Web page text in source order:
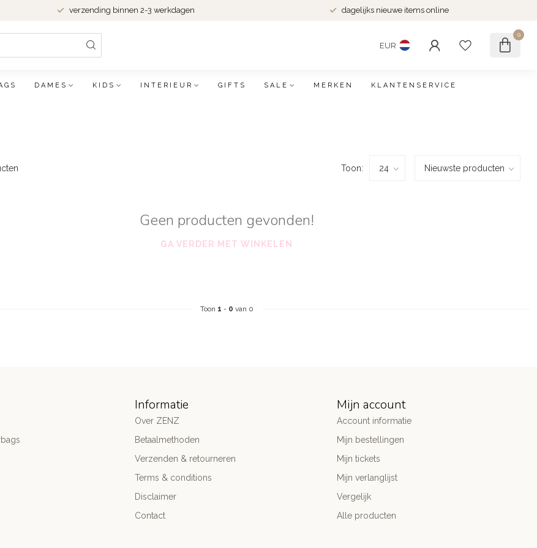
verzending binnen 2-3 werkdagen dagelijks nieuwe items online
EUR
0
DAMES KIDS INTERIEUR GIFTS SALE MERKEN KLANTENSERVICE
Toon:
Geen producten gevonden!
GA VERDER MET WINKELEN
Toon 1 - 0 van 0
Informatie
Over ZENZ
Betaalmethoden
Verzenden & retourneren
Terms & conditions
Disclaimer
Contact
Mijn account
Account informatie
Mijn bestellingen
Mijn tickets
Mijn verlanglijst
Vergelijk
Alle producten